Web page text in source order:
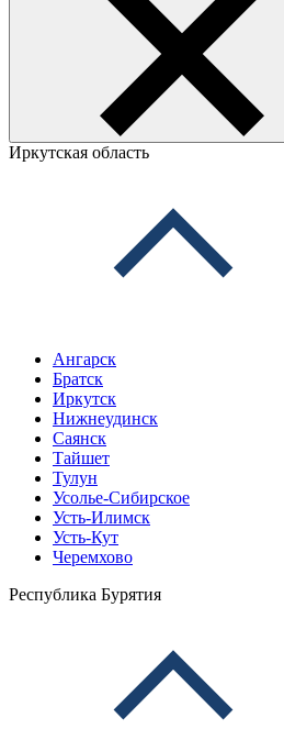
Иркутская область
Ангарск
Братск
Иркутск
Нижнеудинск
Саянск
Тайшет
Тулун
Усолье-Сибирское
Усть-Илимск
Усть-Кут
Черемхово
Республика Бурятия